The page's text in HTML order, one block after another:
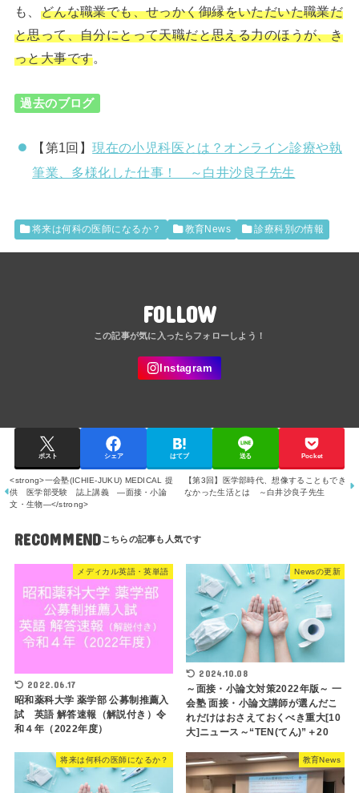
も、 どんな職業でも、せっかく御縁をいただいた職業だ
と思って、自分にとって天職だと思える力のほうが、き
っと大事です。
過去のブログ
【第1回】現在の小児科医とは？オンライン診療や執
筆業、多様化した仕事！ ～白井沙良子先生
将来は何科の医師になるか？ 教育News 診療科別の情報
FOLLOW
ポスト シェア はてブ 送る Pocket
<strong>一会塾(ICHIE-JUKU) MEDICAL 提
供 医学部受験 誌上講義 ―面接・小論
文・生物―</strong>
【第3回】医学部時代、想像することもでき
なかった生活とは ～白井沙良子先生
RECOMMEND
メディカル英語・英単語
2022.06.17
昭和薬科大学 薬学部 公募制推薦入
試 英語 解答速報（解説付き）令
和４年（2022年度）
Newsの更新
2024.10.08
～面接・小論文対策2022年版～ 一
会塾 面接・小論文講師が選んだこ
れだけはおさえておくべき重大[10
大]ニュース～“TEN(てん)”＋20
将来は何科の医師になるか？ 教育News